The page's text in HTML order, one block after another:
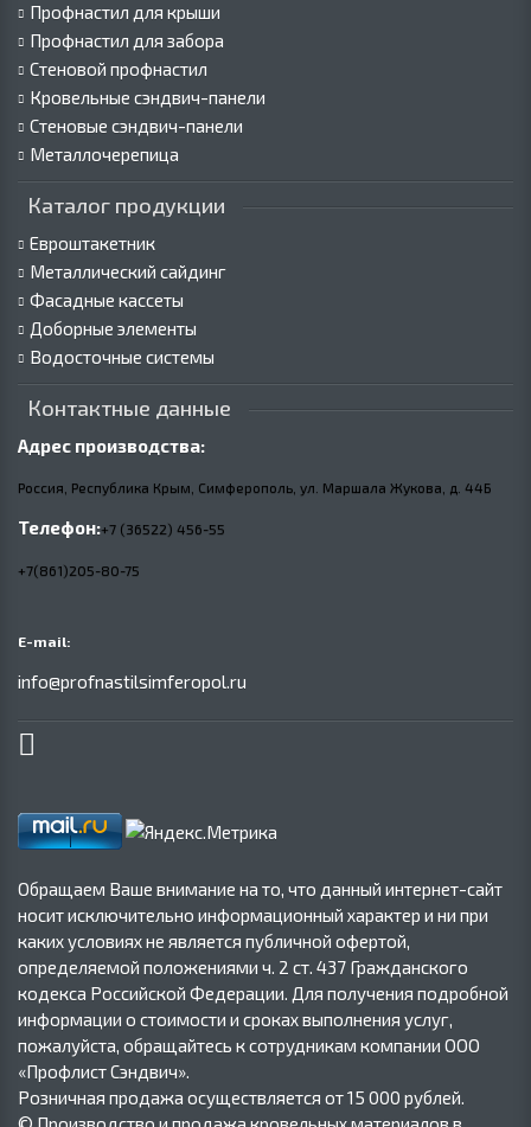
Профнастил для крыши
Профнастил для забора
Стеновой профнастил
Кровельные сэндвич-панели
Стеновые сэндвич-панели
Металлочерепица
Каталог продукции
Евроштакетник
Металлический сайдинг
Фасадные кассеты
Доборные элементы
Водосточные системы
Контактные данные
Адрес производства:
Россия, Республика Крым, Симферополь, ул. Маршала Жукова, д. 44Б
Телефон:+7 (36522) 456-55
+7(861)205-80-75
E-mail:
info@profnastilsimferopol.ru
Обращаем Ваше внимание на то, что данный интернет-сайт
носит исключительно информационный характер и ни при
каких условиях не является публичной офертой,
определяемой положениями ч. 2 ст. 437 Гражданского
кодекса Российской Федерации. Для получения подробной
информации о стоимости и сроках выполнения услуг,
пожалуйста, обращайтесь к сотрудникам компании ООО
«Профлист Сэндвич».
Розничная продажа осуществляется от 15 000 рублей.